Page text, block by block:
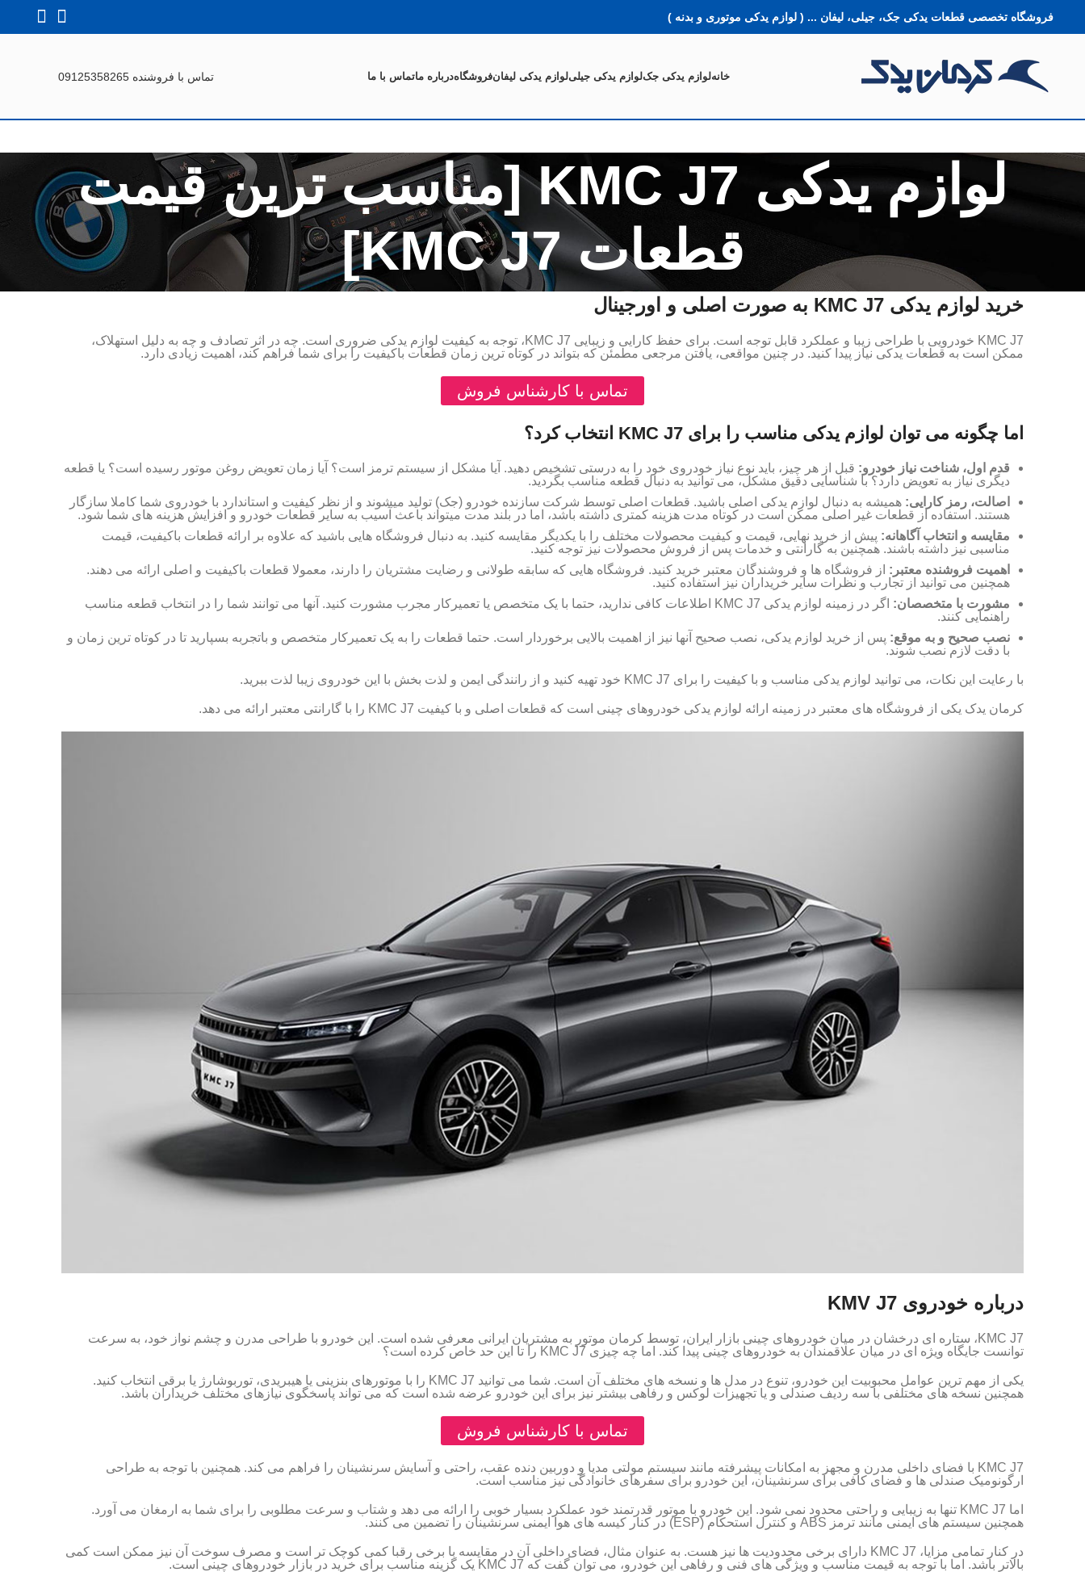
فروشگاه تخصصی قطعات یدکی جک، جیلی، لیفان ... ( لوازم یدکی موتوری و بدنه )
خانهلوازم یدکی جکلوازم یدکی جیلیلوازم یدکی لیفانفروشگاهدرباره ماتماس با ما تماس با فروشنده 09125358265
لوازم یدکی KMC J7 [مناسب ترین قیمت
قطعات KMC J7]
خرید لوازم یدکی KMC J7 به صورت اصلی و اورجینال
KMC J7 خودرویی با طراحی زیبا و عملکرد قابل توجه است. برای حفظ کارایی و زیبایی KMC J7، توجه به کیفیت لوازم یدکی ضروری است. چه در اثر تصادف و چه به دلیل استهلاک،
ممکن است به قطعات یدکی نیاز پیدا کنید. در چنین مواقعی، یافتن مرجعی مطمئن که بتواند در کوتاه ترین زمان قطعات باکیفیت را برای شما فراهم کند، اهمیت زیادی دارد.
تماس با کارشناس فروش
اما چگونه می توان لوازم یدکی مناسب را برای KMC J7 انتخاب کرد؟
قدم اول، شناخت نیاز خودرو: قبل از هر چیز، باید نوع نیاز خودروی خود را به درستی تشخیص دهید. آیا مشکل از سیستم ترمز است؟ آیا زمان تعویض روغن موتور رسیده است؟ یا قطعه
دیگری نیاز به تعویض دارد؟ با شناسایی دقیق مشکل، می توانید به دنبال قطعه مناسب بگردید.
اصالت، رمز کارایی: همیشه به دنبال لوازم یدکی اصلی باشید. قطعات اصلی توسط شرکت سازنده خودرو (جک) تولید میشوند و از نظر کیفیت و استاندارد با خودروی شما کاملا سازگار
هستند. استفاده از قطعات غیر اصلی ممکن است در کوتاه مدت هزینه کمتری داشته باشد، اما در بلند مدت میتواند باعث آسیب به سایر قطعات خودرو و افزایش هزینه های شما شود.
مقایسه و انتخاب آگاهانه: پیش از خرید نهایی، قیمت و کیفیت محصولات مختلف را با یکدیگر مقایسه کنید. به دنبال فروشگاه هایی باشید که علاوه بر ارائه قطعات باکیفیت، قیمت
مناسبی نیز داشته باشند. همچنین به گارانتی و خدمات پس از فروش محصولات نیز توجه کنید.
اهمیت فروشنده معتبر: از فروشگاه ها و فروشندگان معتبر خرید کنید. فروشگاه هایی که سابقه طولانی و رضایت مشتریان را دارند، معمولا قطعات باکیفیت و اصلی ارائه می دهند.
همچنین می توانید از تجارب و نظرات سایر خریداران نیز استفاده کنید.
مشورت با متخصصان:
اگر در زمینه لوازم یدکی KMC J7 اطلاعات کافی ندارید، حتما با یک متخصص یا تعمیرکار مجرب مشورت کنید. آنها می توانند شما را در انتخاب قطعه مناسب
راهنمایی کنند.
نصب صحیح و به موقع: پس از خرید لوازم یدکی، نصب صحیح آنها نیز از اهمیت بالایی برخوردار است. حتما قطعات را به یک تعمیرکار متخصص و باتجربه بسپارید تا در کوتاه ترین زمان و
با دقت لازم نصب شوند.
با رعایت این نکات، می توانید لوازم یدکی مناسب و با کیفیت را برای KMC J7 خود تهیه کنید و از رانندگی ایمن و لذت بخش با این خودروی زیبا لذت ببرید.
کرمان یدک یکی از فروشگاه های معتبر در زمینه ارائه لوازم یدکی خودروهای چینی است که قطعات اصلی و با کیفیت KMC J7 را با گارانتی معتبر ارائه می دهد.
درباره خودروی KMV J7
KMC J7، ستاره ای درخشان در میان خودروهای چینی بازار ایران، توسط کرمان موتور به مشتریان ایرانی معرفی شده است. این خودرو با طراحی مدرن و چشم نواز خود، به سرعت
توانست جایگاه ویژه ای در میان علاقمندان به خودروهای چینی پیدا کند. اما چه چیزی KMC J7 را تا این حد خاص کرده است؟
یکی از مهم ترین عوامل محبوبیت این خودرو، تنوع در مدل ها و نسخه های مختلف آن است. شما می توانید KMC J7 را با موتورهای بنزینی یا هیبریدی، توربوشارژ یا برقی انتخاب کنید.
همچنین نسخه های مختلفی با سه ردیف صندلی و یا تجهیزات لوکس و رفاهی بیشتر نیز برای این خودرو عرضه شده است که می تواند پاسخگوی نیازهای مختلف خریداران باشد.
تماس با کارشناس فروش
KMC J7 با فضای داخلی مدرن و مجهز به امکانات پیشرفته مانند سیستم مولتی مدیا و دوربین دنده عقب، راحتی و آسایش سرنشینان را فراهم می کند. همچنین با توجه به طراحی
ارگونومیک صندلی ها و فضای کافی برای سرنشینان، این خودرو برای سفرهای خانوادگی نیز مناسب است.
اما KMC J7 تنها به زیبایی و راحتی محدود نمی شود. این خودرو با موتور قدرتمند خود عملکرد بسیار خوبی را ارائه می دهد و شتاب و سرعت مطلوبی را برای شما به ارمغان می آورد.
همچنین سیستم های ایمنی مانند ترمز ABS و کنترل استحکام (ESP) در کنار کیسه های هوا ایمنی سرنشینان را تضمین می کنند.
در کنار تمامی مزایا، KMC J7 دارای برخی محدودیت ها نیز هست. به عنوان مثال، فضای داخلی آن در مقایسه با برخی رقبا کمی کوچک تر است و مصرف سوخت آن نیز ممکن است کمی
بالاتر باشد. اما با توجه به قیمت مناسب و ویژگی های فنی و رفاهی این خودرو، می توان گفت که KMC J7 یک گزینه مناسب برای خرید در بازار خودروهای چینی است.